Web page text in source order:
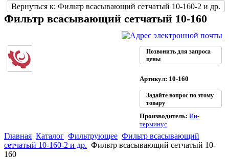
Вернуться к: Фильтр всасывающий сетчатый 10-160-2 и др.
Фильтр всасывающий сетчатый 10-160
Позвонить для запроса
цены
Артикул: 10-160
Задайте вопрос по этому
товару
Производитель:Ин-
терминус
Главная Каталог Фильтрующее Фильтр всасывающий
сетчатый 10-160-2 и др. Фильтр всасывающий сетчатый 10-
160